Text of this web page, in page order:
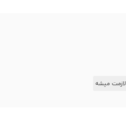
لازمت میشه